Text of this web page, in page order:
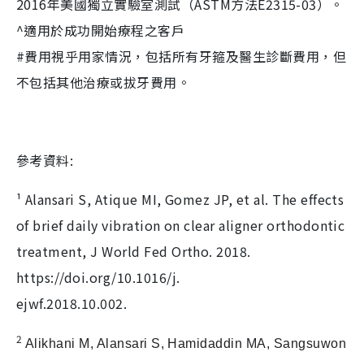
2016年美國獨立實驗室測試（ASTM方法E2315-03）。
^適用於成功開始療程之客戶
#費用視乎用家情況，包括所有牙箍及醫生診斷費用，但
不包括其他治療或拔牙費用。
參考資料:
¹ Alansari S, Atique MI, Gomez JP, et al. The effects
of brief daily vibration on clear aligner orthodontic
treatment, J World Fed Ortho. 2018.
https://doi.org/10.1016/j.
ejwf.2018.10.002.
2 Alikhani M, Alansari S, Hamidaddin MA, Sangsuwon